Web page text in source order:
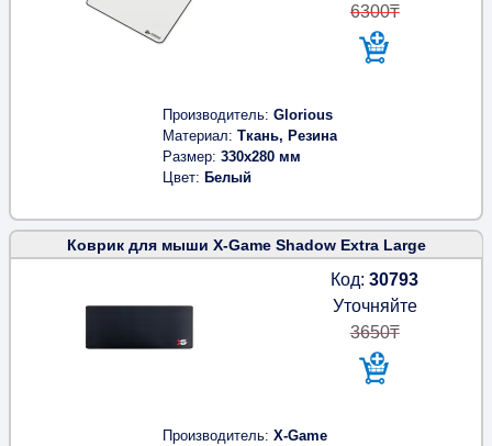
6300₸
Производитель Glorious
Материал Ткань, Резина
Размер 330x280 мм
Цвет
Белый
Коврик для мыши X-Game Shadow Extra Large
Код:30793
Уточняйте
3650₸
Производитель X-Game